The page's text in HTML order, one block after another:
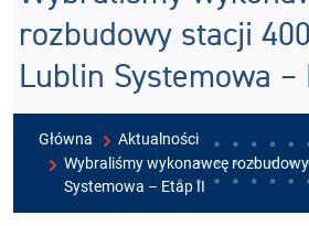
rozbudowy stacji
Lublin Systemowa –
Główna
Aktualności
Wybraliśmy wykonawcę
Systemowa – Etap II